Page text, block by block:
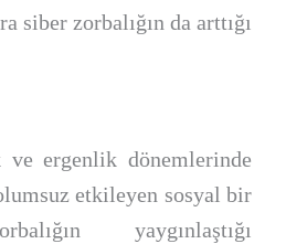
siber zorbalığın da arttığı
ve ergenlik dönemlerinde
etkileyen sosyal bir
yaygınlaştığı